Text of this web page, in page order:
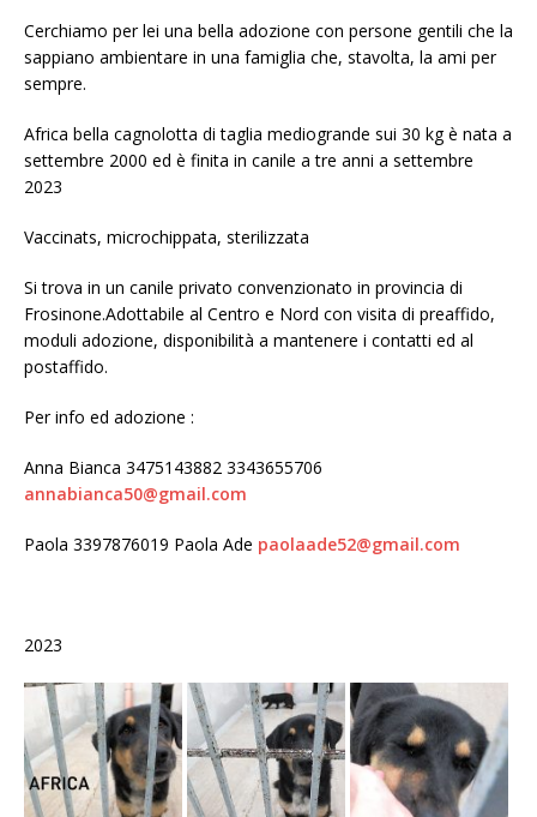
Cerchiamo per lei una bella adozione con persone gentili che la
sappiano ambientare in una famiglia che, stavolta, la ami per
sempre.
Africa bella cagnolotta di taglia mediogrande sui 30 kg è nata a
settembre 2000 ed è finita in canile a tre anni a settembre
2023
Vaccinats, microchippata, sterilizzata
Si trova in un canile privato convenzionato in provincia di
Frosinone.Adottabile al Centro e Nord con visita di preaffido,
moduli adozione, disponibilità a mantenere i contatti ed al
postaffido.
Per info ed adozione :
Anna Bianca 3475143882 3343655706
annabianca50@gmail.com
Paola 3397876019 Paola Ade paolaade52@gmail.com
2023